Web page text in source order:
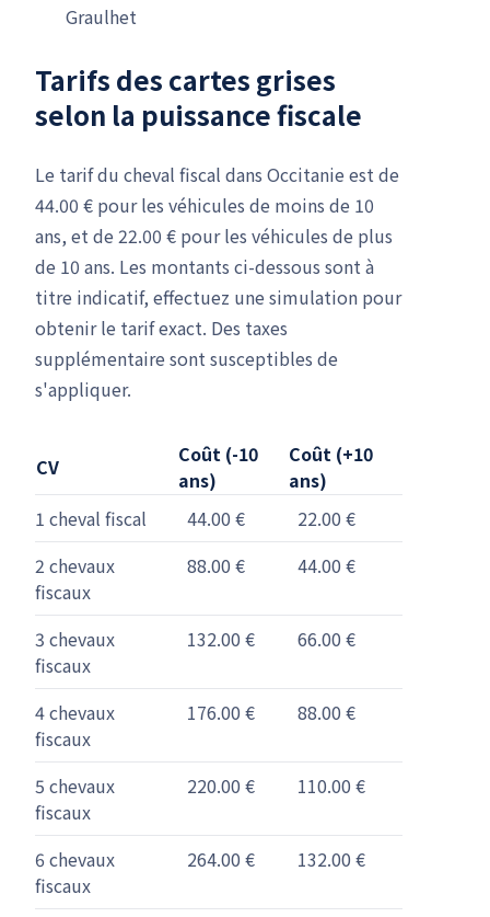
Graulhet
Tarifs des cartes grises
selon la puissance fiscale
Le tarif du cheval fiscal dans Occitanie est de
44.00 € pour les véhicules de moins de 10
ans, et de 22.00 € pour les véhicules de plus
de 10 ans. Les montants ci-dessous sont à
titre indicatif, effectuez une simulation pour
obtenir le tarif exact. Des taxes
supplémentaire sont susceptibles de
s'appliquer.
CV
Coût (-10
ans)
Coût (+10
ans)
1 cheval fiscal
44.00 €
22.00 €
2 chevaux
fiscaux
88.00 € 44.00 €
3 chevaux
fiscaux
132.00 € 66.00 €
4 chevaux
fiscaux
176.00 € 88.00 €
5 chevaux
fiscaux
220.00 € 110.00 €
6 chevaux
fiscaux
264.00 € 132.00 €